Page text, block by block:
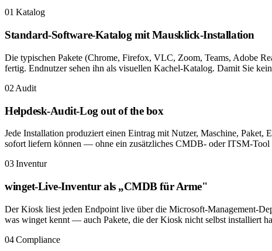
01 Katalog
Standard-Software-Katalog mit Mausklick-Installation
Die typischen Pakete (Chrome, Firefox, VLC, Zoom, Teams, Adobe
fertig. Endnutzer sehen ihn als visuellen Kachel-Katalog. Damit Sie
02 Audit
Helpdesk-Audit-Log out of the box
Jede Installation produziert einen Eintrag mit Nutzer, Maschine,
sofort liefern können — ohne ein zusätzliches CMDB- oder ITSM-Tool
03 Inventur
winget-Live-Inventur als „CMDB für Arme"
Der Kiosk liest jeden Endpoint live über die Microsoft-Management-
was winget kennt — auch Pakete, die der Kiosk nicht selbst installiert
04 Compliance